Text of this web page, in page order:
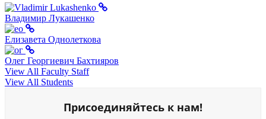
Владимир Лукашенко
Елизавета Однолеткова
Олег Георгиевич Бахтияров
View All Faculty Staff
View All Students
Присоединяйтесь к нам!